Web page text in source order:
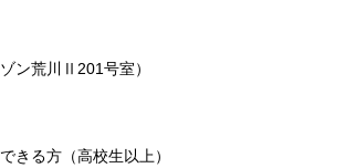
ン荒川Ⅱ201号室）
きる方（高校生以上）